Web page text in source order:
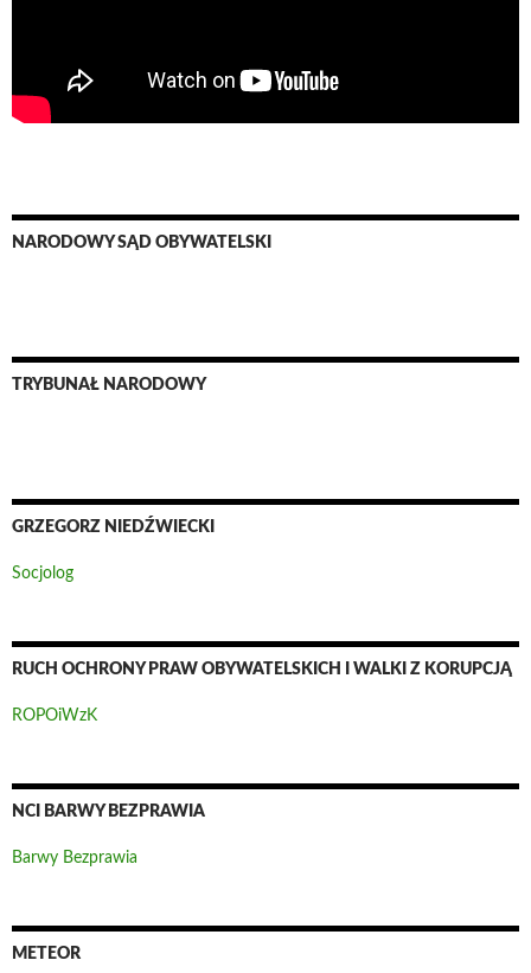
NARODOWY SĄD OBYWATELSKI
TRYBUNAŁ NARODOWY
GRZEGORZ NIEDŹWIECKI
Socjolog
RUCH OCHRONY PRAW OBYWATELSKICH I WALKI Z KORUPCJĄ
ROPOiWzK
NCI BARWY BEZPRAWIA
Barwy Bezprawia
METEOR